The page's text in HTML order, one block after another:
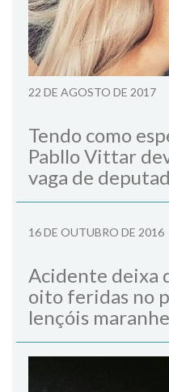
22 DE AGOSTO DE 2017
Tendo como
Pabllo Vittar
vaga de
16 DE OUTUBRO DE 2016
Acidente deixa
oito feridas no
lençóis